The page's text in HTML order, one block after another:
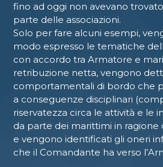
fino ad oggi non avevano
parte delle associazioni.
Solo per fare alcuni esempi,
modo espresso le tematiche
con accordo tra Armatore e
retribuzione netta, vengono
comportamentali di bordo che
a conseguenze disciplinari
riservatezza circa le attività e le
da parte dei marittimi in ragione
e vengono identificati gli oneri
che il Comandante ha verso